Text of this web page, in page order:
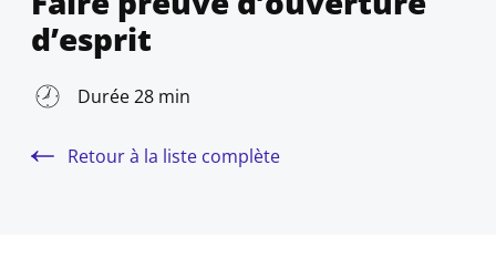
d’esprit
Durée 28 min
Retour à la liste complète